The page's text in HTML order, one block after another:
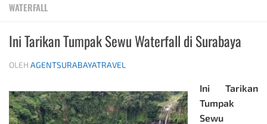
WATERFALL
Ini Tarikan Tumpak Sewu Waterfall di Surabaya
OLEH AGENTSURABAYATRAVEL
Ini Tarikan
Tumpak
Sewu